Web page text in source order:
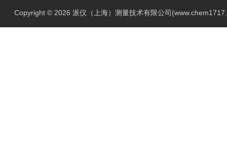
Copyright © 2026 派仪（上海）测量技术有限公司